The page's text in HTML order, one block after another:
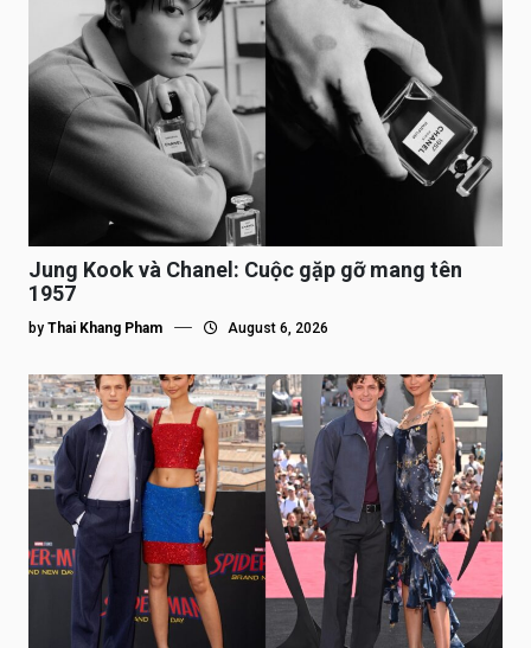
Jung Kook và Chanel: Cuộc gặp gỡ mang tên
1957
by Thai Khang Pham August 6, 2026